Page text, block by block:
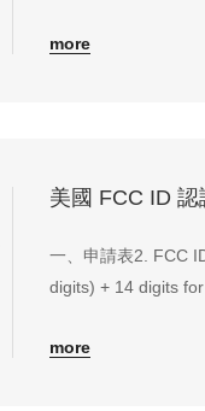
協調國內和國際通
more
美國 FCC ID
一、申請表2. FCC
digits) + 14 digits
registrar和TC...
more